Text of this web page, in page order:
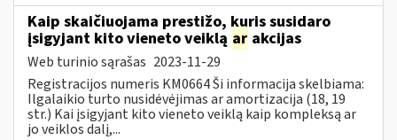
Kaip skaičiuojama prestižo, kuris susidaro
įsigyjant kito vieneto veiklą ar akcijas
Web turinio sąrašas 2023-11-29
Registracijos numeris KM0664 Ši informacija skelbiama:
Ilgalaikio turto nusidėvėjimas ar amortizacija (18, 19
str.) Kai įsigyjant kito vieneto veiklą kaip kompleksą ar
jo veiklos dalį,...